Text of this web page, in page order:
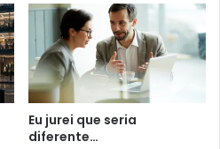
Eu jurei que seria
diferente…